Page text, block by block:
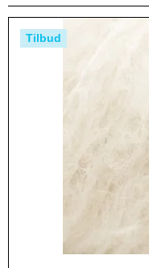
Tilbud